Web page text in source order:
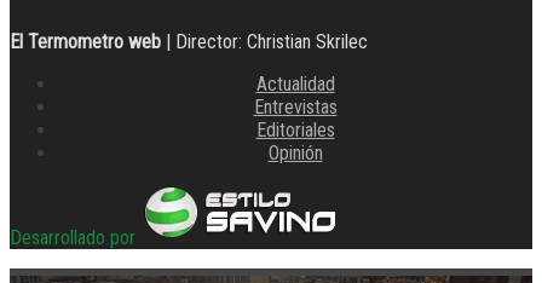
El Termometro web | Director: Christian Skrilec
Actualidad
Entrevistas
Editoriales
Opinión
Desarrollado por